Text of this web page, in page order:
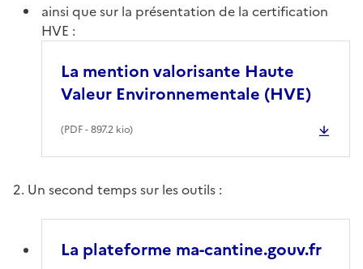
ainsi que sur la présentation de la certification
HVE :
La mention valorisante Haute
Valeur Environnementale (HVE)
(PDF- 897.2 kio)
2. Un second temps sur les outils :
La plateforme ma-cantine.gouv.fr